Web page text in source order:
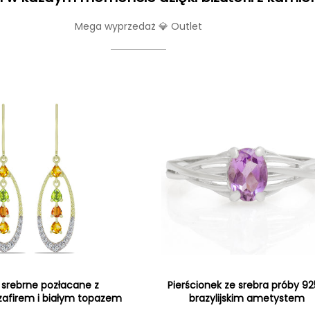
Mega wyprzedaż 💎 Outlet
pozłacane z
i białym topazem
Pierścionek ze srebra próby
brazylijskim ametystem